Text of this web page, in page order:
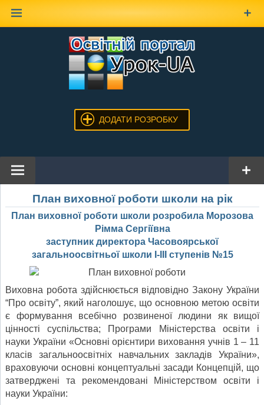
ДОДАТИ РОЗРОБКУ
План виховної роботи школи на рік
План виховної роботи школи розробила Морозова
Рімма Сергіївна
заступник директора Часовоярської
загальноосвітньої школи І-ІІІ ступенів №15
Виховна робота здійснюється відповідно Закону України
“Про освіту”, який наголошує, що основною метою освіти
є формування всебічно розвиненої людини як вищої
цінності суспільства; Програми Міністерства освіти і
науки України «Основні орієнтири виховання учнів 1 – 11
класів загальноосвітніх навчальних закладів України»,
враховуючи основні концептуальні засади Концепцій, що
затверджені та рекомендовані Міністерством освіти і
науки України: